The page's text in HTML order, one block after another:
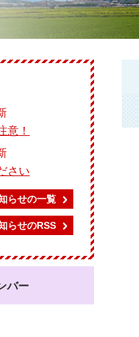
意！
さい
らせの一覧
らせのRSS
バー